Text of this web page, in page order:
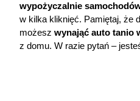
wypożyczalnie
w kilka kliknięć. Pamiętaj, że
możesz wynająć auto tanio
z domu. W razie pytań –